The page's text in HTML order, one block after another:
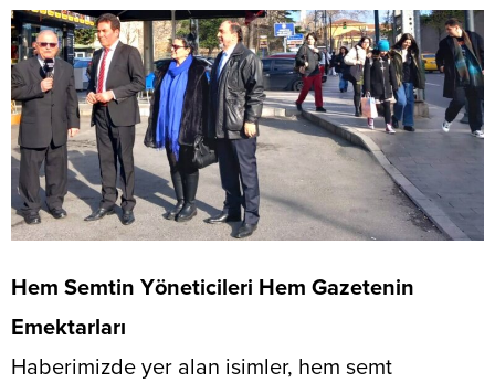
Hem Semtin Yöneticileri Hem Gazetenin
Emektarları
​Haberimizde yer alan isimler, hem semt